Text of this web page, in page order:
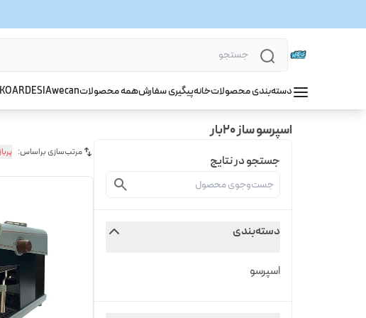
دسته‌بندی محصولاتخانهپیگیری سفارشهمه محصولاتwecan
ARDESIA
اسپرسو ساز 20بار
جستجو در نتایج
دسته‌بندی
اسپرسو
مرتب‌سازی براساس: